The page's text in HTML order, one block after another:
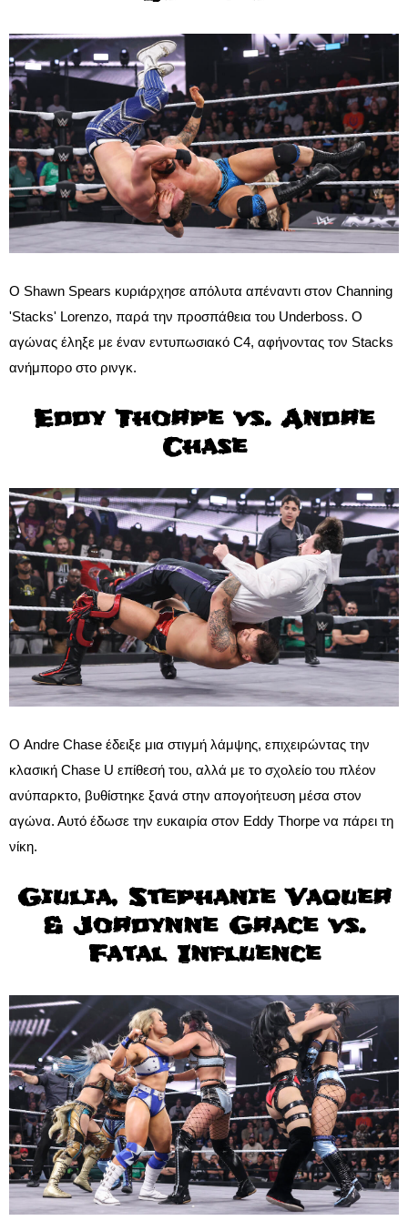
Ο Shawn Spears κυριάρχησε απόλυτα απέναντι στον Channing
'Stacks' Lorenzo, παρά την προσπάθεια του Underboss. Ο
αγώνας έληξε με έναν εντυπωσιακό C4, αφήνοντας τον Stacks
ανήμπορο στο ρινγκ.
Eddy Thorpe vs. Andre
Chase
Ο Andre Chase έδειξε μια στιγμή λάμψης, επιχειρώντας την
κλασική Chase U επίθεσή του, αλλά με το σχολείο του πλέον
ανύπαρκτο, βυθίστηκε ξανά στην απογοήτευση μέσα στον
αγώνα. Αυτό έδωσε την ευκαιρία στον Eddy Thorpe να πάρει τη
νίκη.
Giulia, Stephanie Vaquer
& Jordynne Grace vs.
Fatal Influence